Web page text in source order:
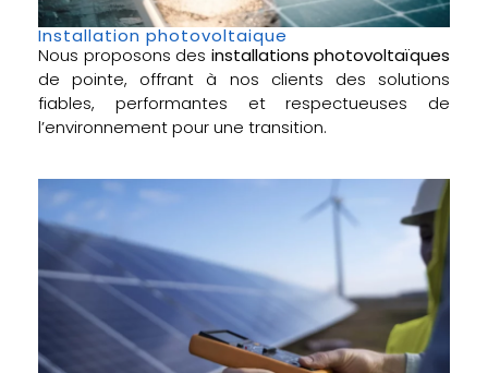
Installation photovoltaique
Nous proposons des installations photovoltaïques
de pointe, offrant à nos clients des solutions
fiables, performantes et respectueuses de
l’environnement pour une transition.